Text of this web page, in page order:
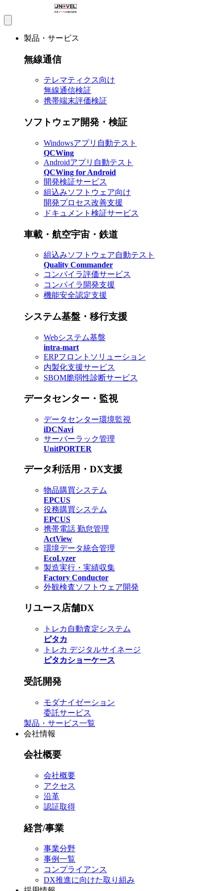
製品・サービス
無線通信
テレマティクス向け
無線通信検証
携帯端末評価検証
ソフトウェア開発・検証
Windowsアプリ自動テスト
QCWing
Androidアプリ自動テスト
QCWing for Android
開発検証サービス
組込みソフトウェア向け
開発プロセス改善支援
ドキュメント検証サービス
車載・航空宇宙・鉄道
組込みソフトウェア自動テスト
Quality Commander
コンパイラ評価サービス
コンパイラ開発支援
機能安全認定支援
システム基盤・移行支援
Webシステム基盤
intra-mart
ERPフロントソリューション
内製化支援サービス
SBOM脆弱性診断サービス
データセンター・監視
データセンター環境監視
iDCNavi
サーバーラック管理
UnitPORTER
データ利活用・DX支援
物品購買システム
EPCUS
役務購買システム
EPCUS
携帯電話 勤怠管理
ActView
環境データ統合管理
EcoLyzer
製造実行・実績収集
Factory Conductor
外観検査ソフトウェア開発
リユース店舗DX
トレカ自動査定システム
ピタカ
トレカ デジタルサイネージ
ピタカショーケース
受託開発
モダナイゼーション
委託サービス
製品・サービス一覧
会社情報
会社概要
会社概要
アクセス
沿革
認証取得
経営/事業
事業分野
事例一覧
コンプライアンス
DX推進に向けた取り組み